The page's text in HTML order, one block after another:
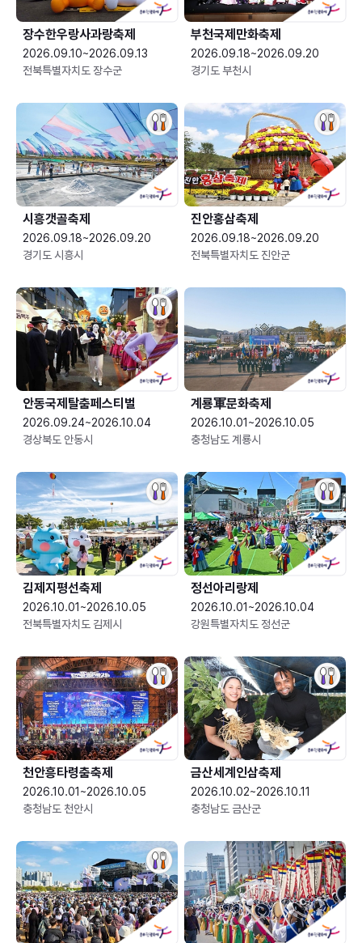
장수한우랑사과랑축제
2026.09.10~2026.09.13
전북특별자치도 장수군
부천국제만화축제
2026.09.18~2026.09.20
경기도 부천시
시흥갯골축제
2026.09.18~2026.09.20
경기도 시흥시
진안홍삼축제
2026.09.18~2026.09.20
전북특별자치도 진안군
안동국제탈춤페스티벌
2026.09.24~2026.10.04
경상북도 안동시
2026.10.01~2026.10.05
충청남도 계룡시
김제지평선축제
2026.10.01~2026.10.05
전북특별자치도 김제시
정선아리랑제
2026.10.01~2026.10.04
강원특별자치도 정선군
천안흥타령춤축제
2026.10.01~2026.10.05
충청남도 천안시
금산세계인삼축제
2026.10.02~2026.10.11
충청남도 금산군